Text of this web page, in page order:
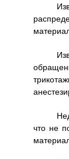
что не